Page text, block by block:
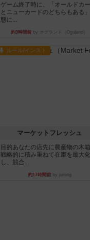
ゲーム終了時に、「オールドカ
とニューカードのどちらもある
態に...
約9時間前 by オグランド（Oguland）
ルール/インスト
マーケットフレッシュ
目的あなたの店先に農産物の木
戦略的に積み重ねて在庫を最大化
し、競合...
約17時間前by jurong